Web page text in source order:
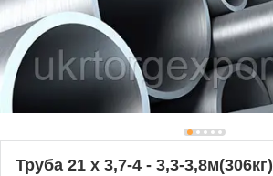
Труба 21 х 3,7-4 - 3,3-3,8м(306кг)